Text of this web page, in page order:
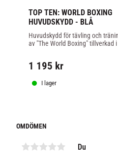
TOP TEN: WORLD BOXING
HUVUDSKYDD - BLÅ
Huvudskydd för tävling och
av "The World Boxing" tillverkad
1 195 kr
I lager
OMDÖMEN
Du